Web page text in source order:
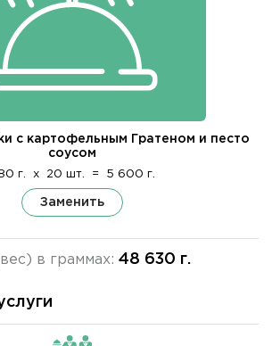
с картофельным Гратеном и песто
соусом
г. x 20 шт. = 5 600 г.
Заменить
в граммах: 48 630 г.